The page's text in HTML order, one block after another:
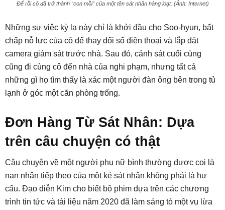
Để rồi cô đã trở thành “con mồi” của một tên sát nhân hàng loạt. (Ảnh: Internet)
Những sự việc kỳ lạ này chỉ là khởi đầu cho Soo-hyun, bất
chấp nỗ lực của cô để thay đổi số điện thoại và lắp đặt
camera giám sát trước nhà. Sau đó, cảnh sát cuối cùng
cũng đi cùng cô đến nhà của nghi phạm, nhưng tất cả
những gì họ tìm thấy là xác một người đàn ông bên trong tủ
lạnh ở góc một căn phòng trống.
Đơn Hàng Từ Sát Nhân: Dựa
trên câu chuyện có thật
Câu chuyện về một người phụ nữ bình thường được coi là
nạn nhân tiếp theo của một kẻ sát nhân không phải là hư
cấu. Đạo diễn Kim cho biết bộ phim dựa trên các chương
trình tin tức và tài liệu năm 2020 đã làm sáng tỏ một vụ lừa